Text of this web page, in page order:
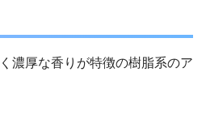
濃厚な香りが特徴の樹脂系のア